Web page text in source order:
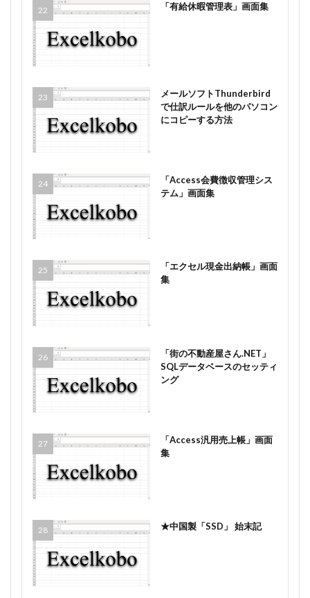
「有給休暇管理表」画面集
メールソフトThunderbird
で仕訳ルールを他のパソコン
にコピーする方法
「Access会費徴収管理シス
テム」画面集
「エクセル現金出納帳」画面
集
「街の不動産屋さん.NET」
SQLデータベースのセッティ
ング
「Access汎用売上帳」画面
集
★中国製「SSD」 始末記